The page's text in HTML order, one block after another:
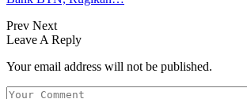
Prev Next
Leave A Reply
Your email address will not be published.